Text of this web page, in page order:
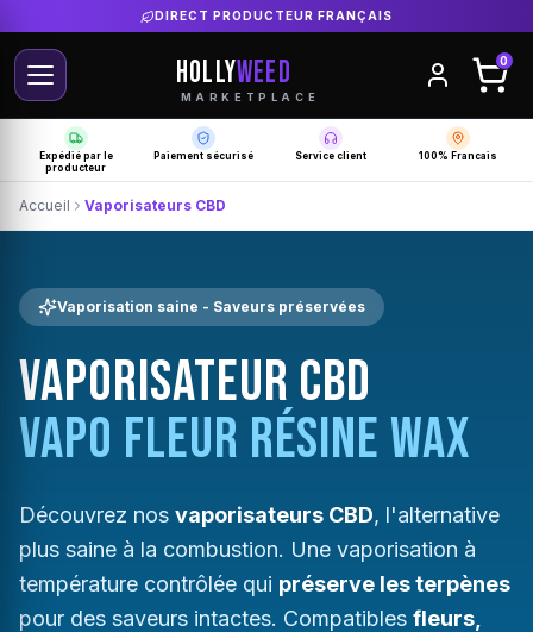
DIRECT PRODUCTEUR FRANÇAIS
HOLLYWEED
MARKETPLACE
0
Expédié par le
producteur
Paiement sécurisé Service client 100% Francais
Accueil Vaporisateurs CBD
Vaporisation saine - Saveurs préservées
VAPORISATEUR CBD
VAPO FLEUR RÉSINE WAX
Découvrez nos vaporisateurs CBD, l'alternative
plus saine à la combustion. Une vaporisation à
température contrôlée qui préserve les terpènes
pour des saveurs intactes. Compatibles fleurs,